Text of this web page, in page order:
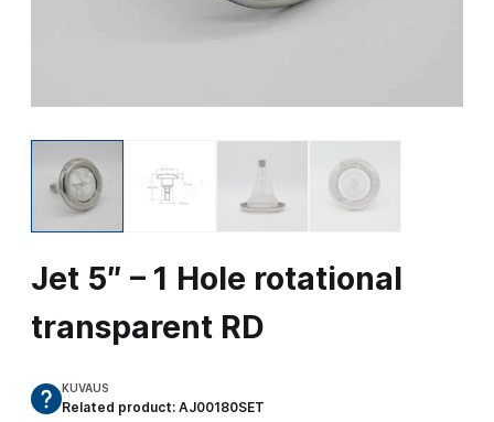
Jet 5″ – 1 Hole rotational
transparent RD
KUVAUS
Related product: AJ00180SET